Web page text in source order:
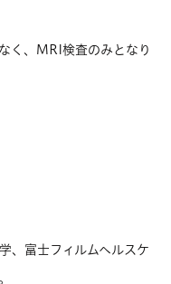
く、MRI検査のみとなり
、富士フィルムヘルスケ